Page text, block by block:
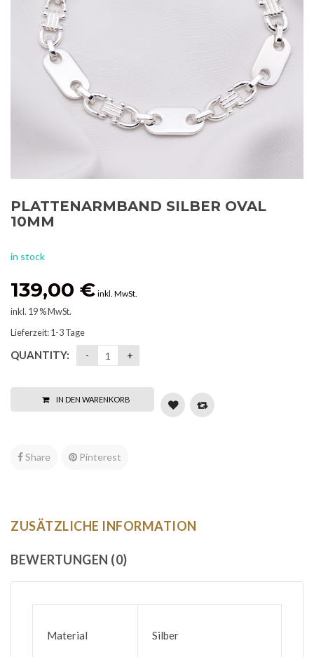
PLATTENARMBAND SILBER OVAL
10MM
in stock
139,00 € inkl. MwSt.
inkl. 19 % MwSt.
Lieferzeit: 1-3 Tage
QUANTITY:
IN DEN WARENKORB
Share Pinterest
ZUSÄTZLICHE INFORMATION
BEWERTUNGEN (0)
Material Silber